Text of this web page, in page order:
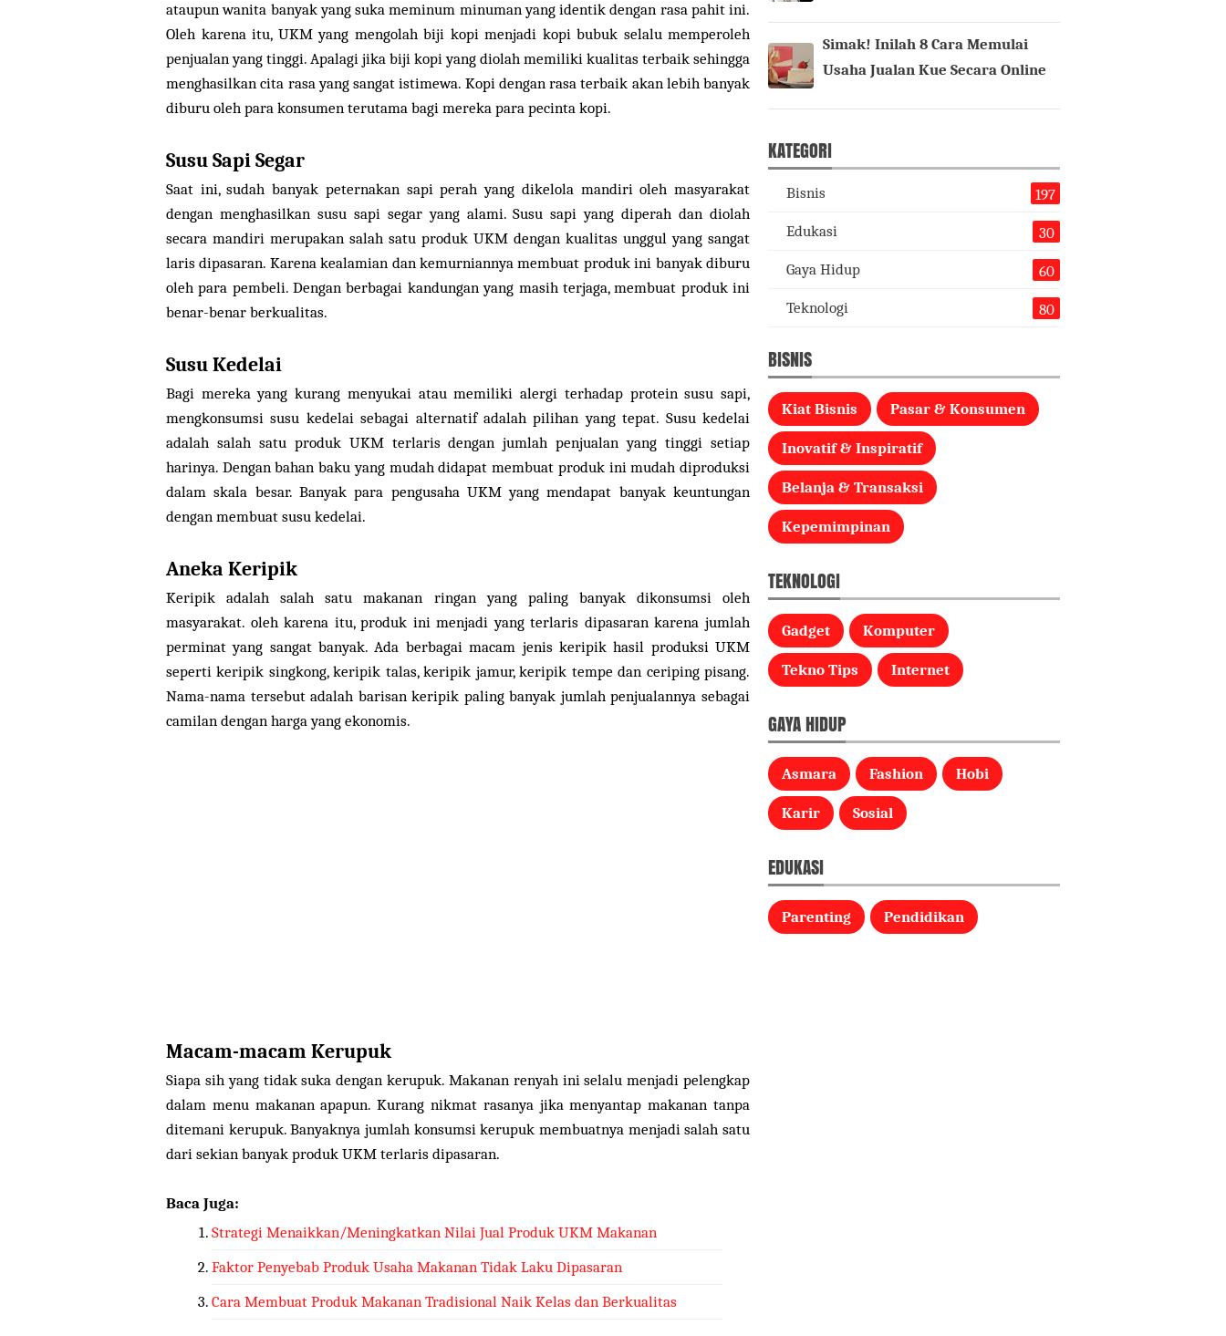
ataupun wanita banyak yang suka meminum minuman yang identik dengan rasa pahit ini.
Oleh karena itu, UKM yang mengolah biji kopi menjadi kopi bubuk selalu memperoleh
penjualan yang tinggi. Apalagi jika biji kopi yang diolah memiliki kualitas terbaik sehingga
menghasilkan cita rasa yang sangat istimewa. Kopi dengan rasa terbaik akan lebih banyak
diburu oleh para konsumen terutama bagi mereka para pecinta kopi.
Susu Sapi Segar
Saat ini, sudah banyak peternakan sapi perah yang dikelola mandiri oleh masyarakat
dengan menghasilkan susu sapi segar yang alami. Susu sapi yang diperah dan diolah
secara mandiri merupakan salah satu produk UKM dengan kualitas unggul yang sangat
laris dipasaran. Karena kealamian dan kemurniannya membuat produk ini banyak diburu
oleh para pembeli. Dengan berbagai kandungan yang masih terjaga, membuat produk ini
benar-benar berkualitas.
Susu Kedelai
Bagi mereka yang kurang menyukai atau memiliki alergi terhadap protein susu sapi,
mengkonsumsi susu kedelai sebagai alternatif adalah pilihan yang tepat. Susu kedelai
adalah salah satu produk UKM terlaris dengan jumlah penjualan yang tinggi setiap
harinya. Dengan bahan baku yang mudah didapat membuat produk ini mudah diproduksi
dalam skala besar. Banyak para pengusaha UKM yang mendapat banyak keuntungan
dengan membuat susu kedelai.
Aneka Keripik
Keripik adalah salah satu makanan ringan yang paling banyak dikonsumsi oleh
masyarakat. oleh karena itu, produk ini menjadi yang terlaris dipasaran karena jumlah
perminat yang sangat banyak. Ada berbagai macam jenis keripik hasil produksi UKM
seperti keripik singkong, keripik talas, keripik jamur, keripik tempe dan ceriping pisang.
Nama-nama tersebut adalah barisan keripik paling banyak jumlah penjualannya sebagai
camilan dengan harga yang ekonomis.
Macam-macam Kerupuk
Siapa sih yang tidak suka dengan kerupuk. Makanan renyah ini selalu menjadi pelengkap
dalam menu makanan apapun. Kurang nikmat rasanya jika menyantap makanan tanpa
ditemani kerupuk. Banyaknya jumlah konsumsi kerupuk membuatnya menjadi salah satu
dari sekian banyak produk UKM terlaris dipasaran.
Baca Juga:
Strategi Menaikkan/Meningkatkan Nilai Jual Produk UKM Makanan
Faktor Penyebab Produk Usaha Makanan Tidak Laku Dipasaran
Cara Membuat Produk Makanan Tradisional Naik Kelas dan Berkualitas
Simak! Inilah 8 Cara Memulai
Usaha Jualan Kue Secara Online
KATEGORI
Bisnis 197
Edukasi 30
Gaya Hidup 60
Teknologi 80
BISNIS
Kiat Bisnis Pasar & Konsumen
Inovatif & Inspiratif
Belanja & Transaksi
Kepemimpinan
TEKNOLOGI
Gadget Komputer
Tekno Tips Internet
GAYA HIDUP
Asmara Fashion Hobi
Karir Sosial
EDUKASI
Parenting Pendidikan